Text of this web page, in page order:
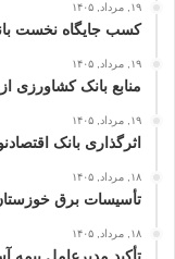
۱۹, مرداد, ۱۴۰۵
كسب جایگاه نخست
۱۹, مرداد, ۱۴۰۵
منابع بانک کشاورزی
۱۹, مرداد, ۱۴۰۵
اثرگذاری بانک
۱۸, مرداد, ۱۴۰۵
تأسیسات برق
۱۸, مرداد, ۱۴۰۵